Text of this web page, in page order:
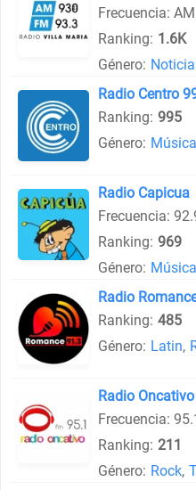
Frecuencia:
Ranking: 1.6K
Género:
Radio Centro
Ranking: 995
Género:
Radio Capicua
Frecuencia:
Ranking: 969
Género:
Radio
Ranking: 485
Género: Latin,
Radio Oncativo
Frecuencia:
Ranking: 211
Género: Rock,